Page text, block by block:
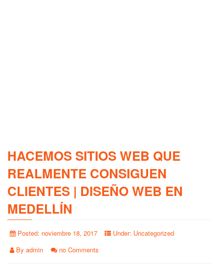
HACEMOS SITIOS WEB QUE
REALMENTE CONSIGUEN
CLIENTES | DISEÑO WEB EN
MEDELLÍN
Posted: noviembre 18, 2017 Under: Uncategorized
By admin no Comments